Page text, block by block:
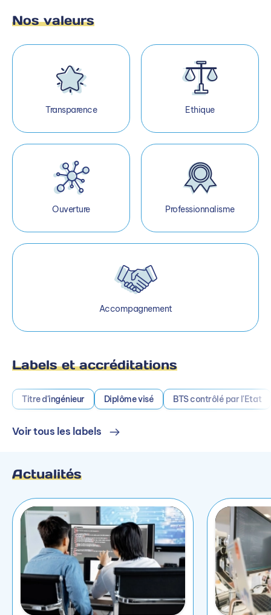
Nos valeurs
Transparence Ethique
Ouverture Professionnalisme
Accompagnement
Labels et accréditations
Titre d'ingénieur Diplôme visé BTS contrôlé par l'Etat
Voir tous les labels
Actualités